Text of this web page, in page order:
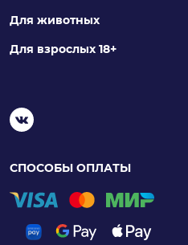
Для животных
Для взрослых 18+
СПОСОБЫ ОПЛАТЫ